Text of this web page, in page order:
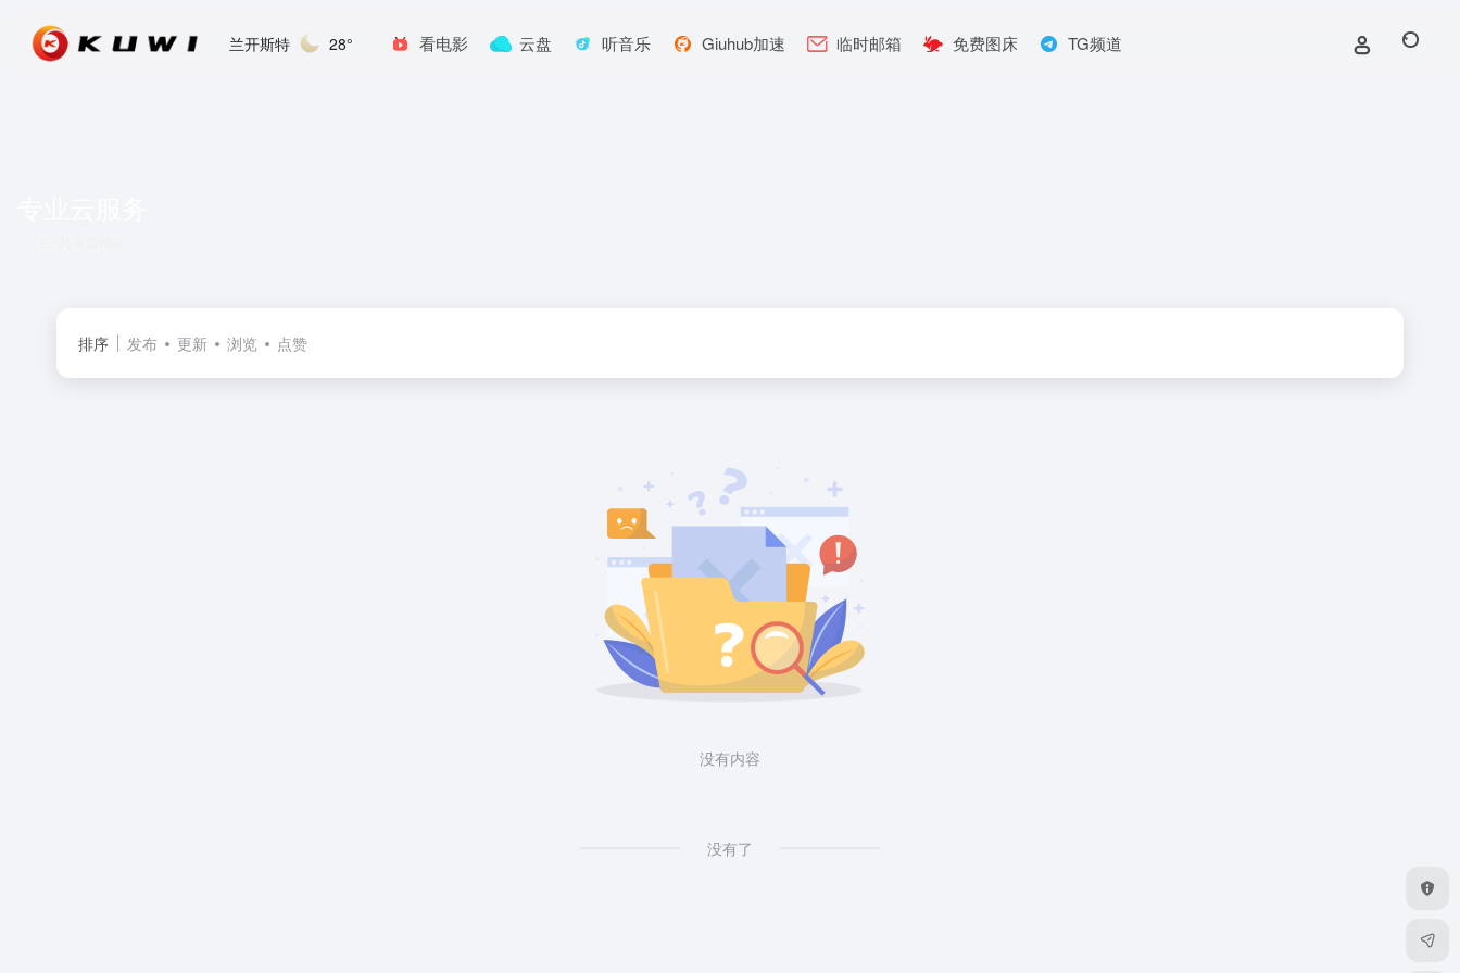
兰开斯特 28° 看电影 云盘 听音乐 Giuhub加速 临时邮箱 免费图床 TG频道
排序 发布 更新 浏览 点赞
没有内容
没有了